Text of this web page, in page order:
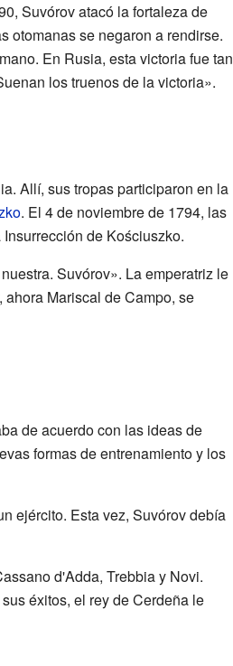
Suvórov atacó la fortaleza de
otomanas se negaron a rendirse.
En Rusia, esta victoria fue tan
los truenos de la victoria».
Allí, sus tropas participaron en la
. El 4 de noviembre de 1794, las
de Kościuszko.
Suvórov». La emperatriz le
Mariscal de Campo, se
de acuerdo con las ideas de
formas de entrenamiento y los
ejército. Esta vez, Suvórov debía
d'Adda, Trebbia y Novi.
éxitos, el rey de Cerdeña le